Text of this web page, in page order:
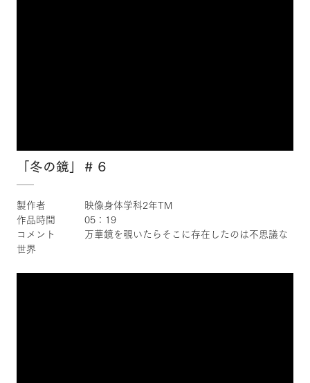
「冬の鏡」＃６
製作者 映像身体学科2年TM
作品時間 05：19
コメント 万華鏡を覗いたらそこに存在したのは不思議な
世界